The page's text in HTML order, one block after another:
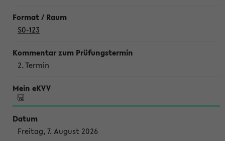
S0-123
2. Termin
Freitag, 7. August 2026